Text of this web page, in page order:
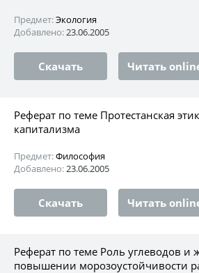
Предмет:Экология
Добавлено:23.06.2005
Скачать Читать
Реферат по теме Протестанская
капитализма
Предмет:Философия
Добавлено:23.06.2005
Скачать Читать
Реферат по теме Роль углеводов и
повышении морозоустойчивости